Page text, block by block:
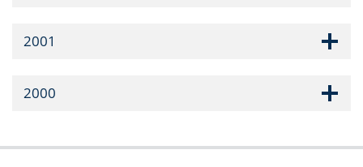
2001
2000